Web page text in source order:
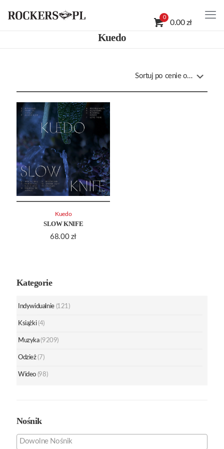
0
0.00 zł
Kuedo
SLOW KNIFE
68.00 zł
Kuedo
Kategorie
Indywidualnie (121)
Książki (4)
Muzyka (9209)
Odzież (7)
Wideo (98)
Nośnik